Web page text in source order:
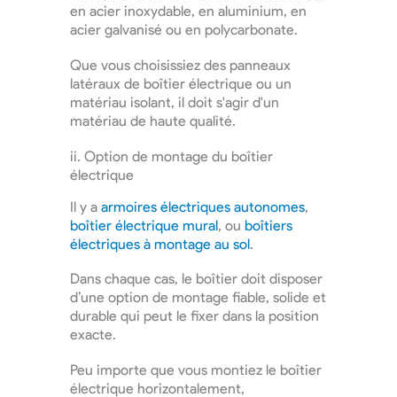
en acier inoxydable, en aluminium, en
acier galvanisé ou en polycarbonate.
Que vous choisissiez des panneaux
latéraux de boîtier électrique ou un
matériau isolant, il doit s'agir d'un
matériau de haute qualité.
ii. Option de montage du boîtier
électrique
Il y a armoires électriques autonomes,
boîtier électrique mural, ou boîtiers
électriques à montage au sol.
Dans chaque cas, le boîtier doit disposer
d’une option de montage fiable, solide et
durable qui peut le fixer dans la position
exacte.
Peu importe que vous montiez le boîtier
électrique horizontalement,